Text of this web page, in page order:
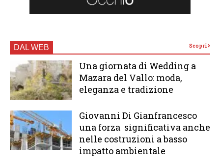
DAL WEB Scopri
Una giornata di Wedding a
Mazara del Vallo: moda,
eleganza e tradizione
Giovanni Di Gianfrancesco
una forza significativa anche
nelle costruzioni a basso
impatto ambientale